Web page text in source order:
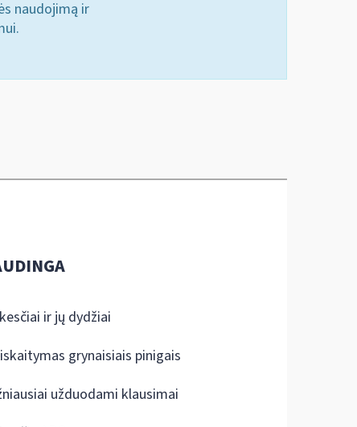
naudojimą ir
ir jų dydžiai
grynaisiais pinigais
užduodami klausimai